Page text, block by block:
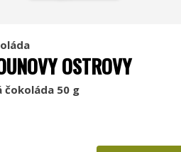
OSTROVY
čokoláda 50 g